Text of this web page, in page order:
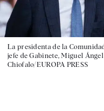
La presidenta de la
jefe de Gabinete, Miguel
Chiofalo/EUROPA PRESS